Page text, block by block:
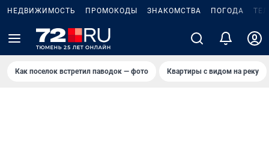
НЕДВИЖИМОСТЬ ПРОМОКОДЫ ЗНАКОМСТВА ПОГОДА
Как поселок встретил паводок — фото Квартиры с видом на реку